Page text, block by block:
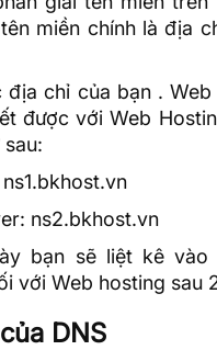
miền chính là địa
chỉ của bạn .
được với Web
ns2.bkhost.vn
bạn sẽ liệt kê vào
với Web hosting sau
DNS